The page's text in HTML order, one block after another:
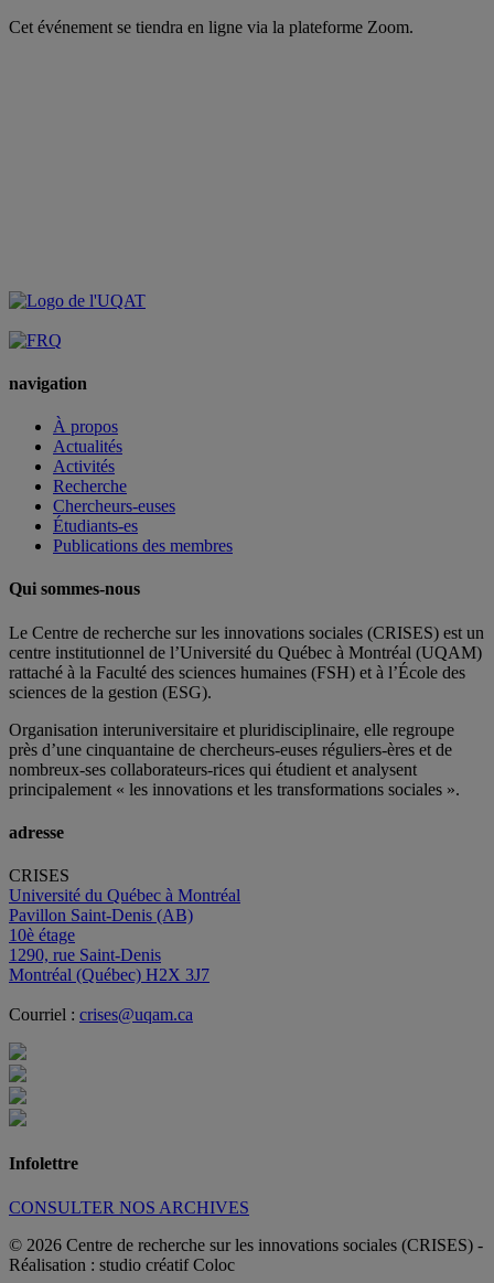
Cet événement se tiendra en ligne via la plateforme Zoom.
navigation
À propos
Actualités
Activités
Recherche
Chercheurs-euses
Étudiants-es
Publications des membres
Qui sommes-nous
Le Centre de recherche sur les innovations sociales (CRISES) est un
centre institutionnel de l’Université du Québec à Montréal (UQAM)
rattaché à la Faculté des sciences humaines (FSH) et à l’École des
sciences de la gestion (ESG).
Organisation interuniversitaire et pluridisciplinaire, elle regroupe
près d’une cinquantaine de chercheurs-euses réguliers-ères et de
nombreux-ses collaborateurs-rices qui étudient et analysent
principalement « les innovations et les transformations sociales ».
adresse
CRISES
Université du Québec à Montréal
Pavillon Saint-Denis (AB)
10è étage
1290, rue Saint-Denis
Montréal (Québec) H2X 3J7
Courriel : crises@uqam.ca
Infolettre
CONSULTER NOS ARCHIVES
© 2026 Centre de recherche sur les innovations sociales (CRISES) -
Réalisation : studio créatif Coloc